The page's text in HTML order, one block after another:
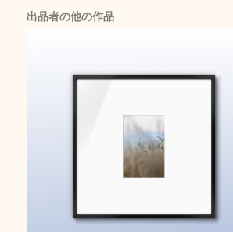
出品者の他の作品